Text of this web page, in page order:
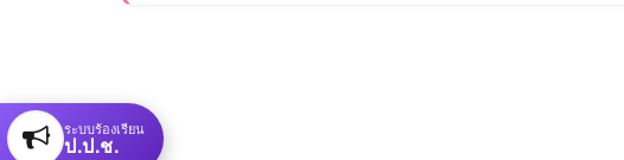
ระบบร้องเรียน
ป.ป.ช.